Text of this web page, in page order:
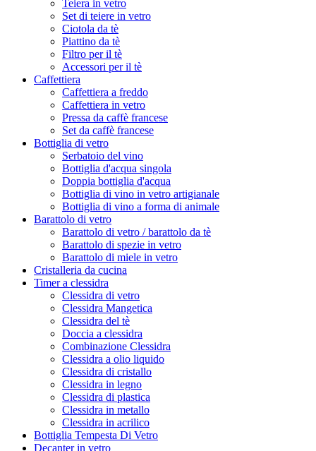
Teiera in vetro
Set di teiere in vetro
Ciotola da tè
Piattino da tè
Filtro per il tè
Accessori per il tè
Caffettiera
Caffettiera a freddo
Caffettiera in vetro
Pressa da caffè francese
Set da caffè francese
Bottiglia di vetro
Serbatoio del vino
Bottiglia d'acqua singola
Doppia bottiglia d'acqua
Bottiglia di vino in vetro artigianale
Bottiglia di vino a forma di animale
Barattolo di vetro
Barattolo di vetro / barattolo da tè
Barattolo di spezie in vetro
Barattolo di miele in vetro
Cristalleria da cucina
Timer a clessidra
Clessidra di vetro
Clessidra Mangetica
Clessidra del tè
Doccia a clessidra
Combinazione Clessidra
Clessidra a olio liquido
Clessidra di cristallo
Clessidra in legno
Clessidra di plastica
Clessidra in metallo
Clessidra in acrilico
Bottiglia Tempesta Di Vetro
Decanter in vetro